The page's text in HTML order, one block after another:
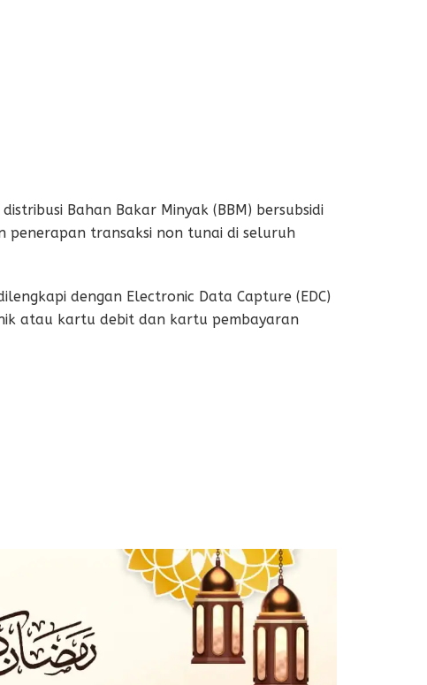
Bahan Bakar Minyak (BBM) bersubsidi
penerapan transaksi non tunai di seluruh
dengan Electronic Data Capture (EDC)
atau kartu debit dan kartu pembayaran